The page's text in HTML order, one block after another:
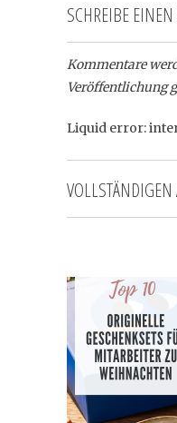
SCHREIBE
Kommentare
Veröffentlichung
Liquid error:
VOLLSTÄNDIGEN